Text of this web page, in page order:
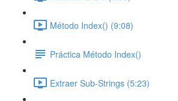
Método Index() (9:08)
Práctica Método Index()
Extraer Sub-Strings (5:23)